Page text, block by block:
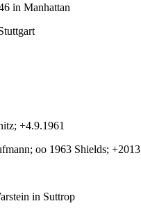
in Manhattan
+4.9.1961
oo 1963 Shields; +2013
in Suttrop